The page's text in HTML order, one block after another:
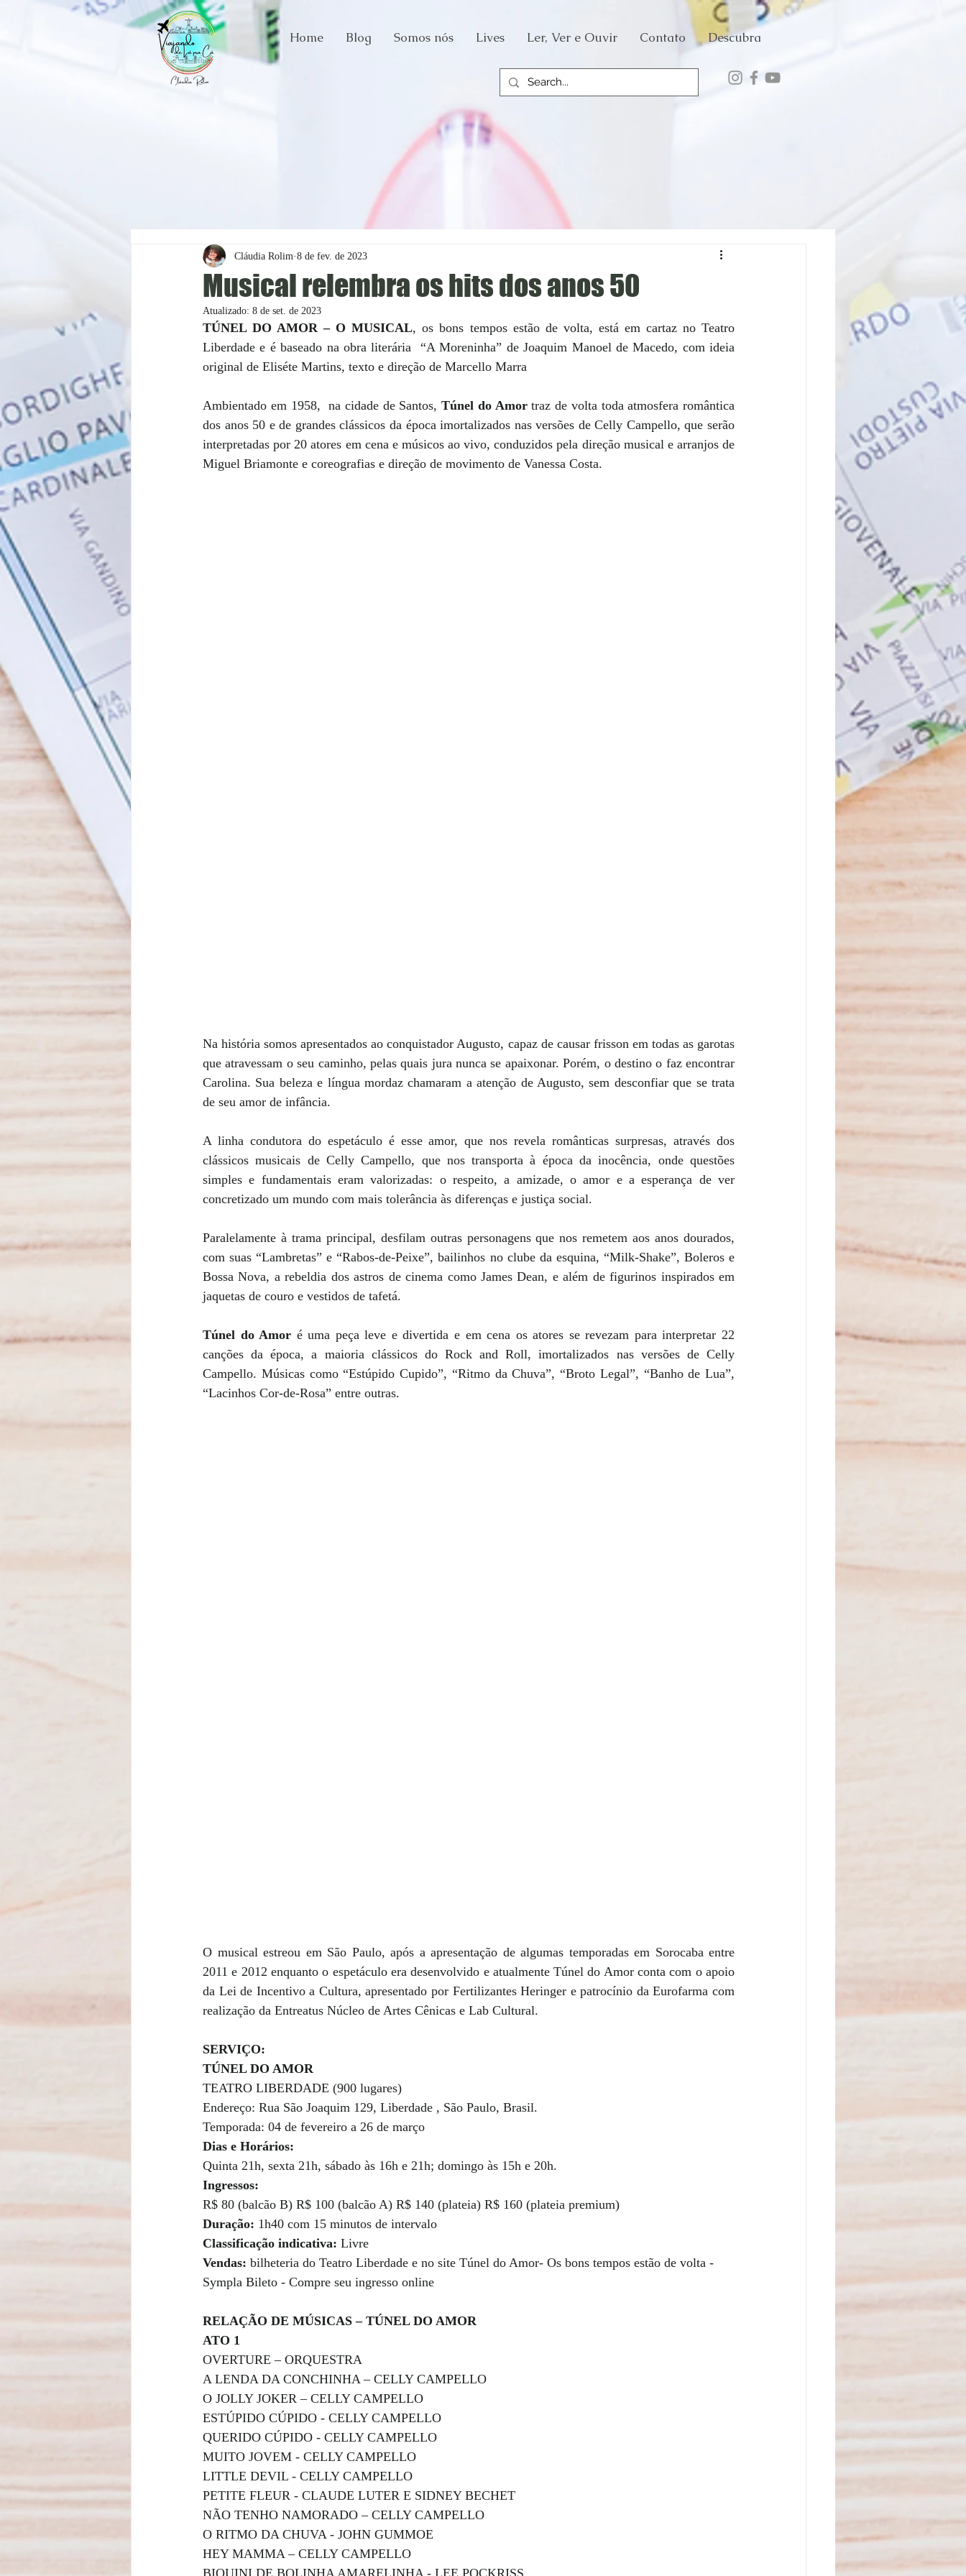
Home Blog Somos nós Lives Ler, Ver e Ouvir Contato Descubra
Musical relembra os hits dos anos 50
Cláudia Rolim 8 de fev. de 2023
Atualizado: 8 de set. de 2023
TÚNEL DO AMOR – O MUSICAL, os bons tempos estão de volta, está em cartaz no Teatro
Liberdade e é baseado na obra literária  “A Moreninha” de Joaquim Manoel de Macedo, com ideia
original de Eliséte Martins, texto e direção de Marcello Marra
Ambientado em 1958,  na cidade de Santos, Túnel do Amor traz de volta toda atmosfera romântica
dos anos 50 e de grandes clássicos da época imortalizados nas versões de Celly Campello, que serão
interpretadas por 20 atores em cena e músicos ao vivo, conduzidos pela direção musical e arranjos de
Miguel Briamonte e coreografias e direção de movimento de Vanessa Costa.
Na história somos apresentados ao conquistador Augusto, capaz de causar frisson em todas as garotas
que atravessam o seu caminho, pelas quais jura nunca se apaixonar. Porém, o destino o faz encontrar
Carolina. Sua beleza e língua mordaz chamaram a atenção de Augusto, sem desconfiar que se trata
de seu amor de infância.
A linha condutora do espetáculo é esse amor, que nos revela românticas surpresas, através dos
clássicos musicais de Celly Campello, que nos transporta à época da inocência, onde questões
simples e fundamentais eram valorizadas: o respeito, a amizade, o amor e a esperança de ver
concretizado um mundo com mais tolerância às diferenças e justiça social.
Paralelamente à trama principal, desfilam outras personagens que nos remetem aos anos dourados,
com suas “Lambretas” e “Rabos-de-Peixe”, bailinhos no clube da esquina, “Milk-Shake”, Boleros e
Bossa Nova, a rebeldia dos astros de cinema como James Dean, e além de figurinos inspirados em
jaquetas de couro e vestidos de tafetá.
Túnel do Amor é uma peça leve e divertida e em cena os atores se revezam para interpretar 22
canções da época, a maioria clássicos do Rock and Roll, imortalizados nas versões de Celly
Campello. Músicas como “Estúpido Cupido”, “Ritmo da Chuva”, “Broto Legal”, “Banho de Lua”,
“Lacinhos Cor-de-Rosa” entre outras.
O musical estreou em São Paulo, após a apresentação de algumas temporadas em Sorocaba entre
2011 e 2012 enquanto o espetáculo era desenvolvido e atualmente Túnel do Amor conta com o apoio
da Lei de Incentivo a Cultura, apresentado por Fertilizantes Heringer e patrocínio da Eurofarma com
realização da Entreatus Núcleo de Artes Cênicas e Lab Cultural.
SERVIÇO:
TÚNEL DO AMOR
TEATRO LIBERDADE (900 lugares)
Endereço: Rua São Joaquim 129, Liberdade , São Paulo, Brasil.
Temporada: 04 de fevereiro a 26 de março
Dias e Horários:
Quinta 21h, sexta 21h, sábado às 16h e 21h; domingo às 15h e 20h.
Ingressos:
R$ 80 (balcão B) R$ 100 (balcão A) R$ 140 (plateia) R$ 160 (plateia premium)
Duração: 1h40 com 15 minutos de intervalo
Classificação indicativa: Livre
Vendas: bilheteria do Teatro Liberdade e no site Túnel do Amor- Os bons tempos estão de volta -
Sympla Bileto - Compre seu ingresso online
RELAÇÃO DE MÚSICAS – TÚNEL DO AMOR
ATO 1
OVERTURE – ORQUESTRA
A LENDA DA CONCHINHA – CELLY CAMPELLO
O JOLLY JOKER – CELLY CAMPELLO
ESTÚPIDO CÚPIDO - CELLY CAMPELLO
QUERIDO CÚPIDO - CELLY CAMPELLO
MUITO JOVEM - CELLY CAMPELLO
LITTLE DEVIL - CELLY CAMPELLO
PETITE FLEUR - CLAUDE LUTER E SIDNEY BECHET
NÃO TENHO NAMORADO – CELLY CAMPELLO
O RITMO DA CHUVA - JOHN GUMMOE
HEY MAMMA – CELLY CAMPELLO